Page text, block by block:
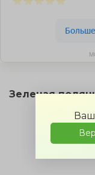
Зеленая